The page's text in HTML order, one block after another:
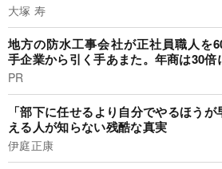
大塚 寿
地方の防水工事会社が正社員職人を
手企業から引く手あまた。年商は30倍
PR
「部下に任せるより自分でやるほう
える人が知らない残酷な真実
伊庭正康